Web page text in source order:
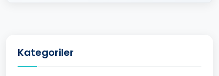
Kategoriler